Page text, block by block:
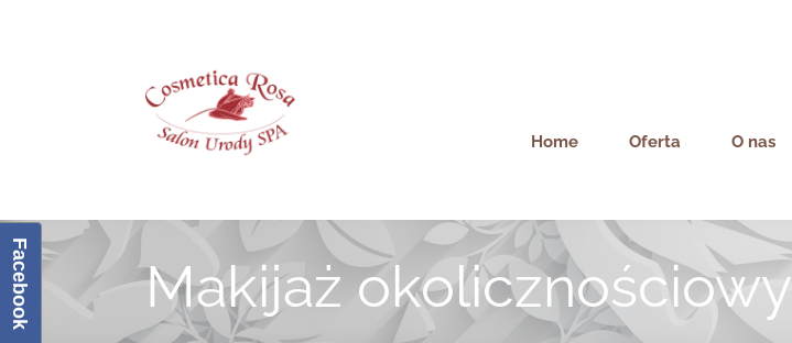
Home Oferta O nas
Makijaż okolicznościowy
Facebook